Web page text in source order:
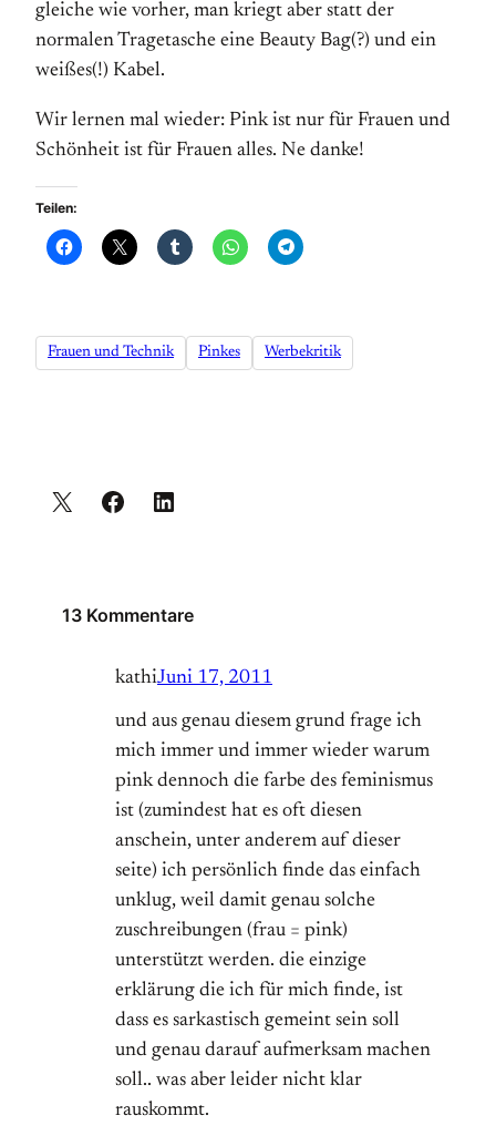
gleiche wie vorher, man kriegt aber statt der
normalen Tragetasche eine Beauty Bag(?) und ein
weißes(!) Kabel.
Wir lernen mal wieder: Pink ist nur für Frauen und
Schönheit ist für Frauen alles. Ne danke!
Teilen:
Frauen und Technik Pinkes Werbekritik
13 Kommentare
kathiJuni 17, 2011
und aus genau diesem grund frage ich
mich immer und immer wieder warum
pink dennoch die farbe des feminismus
ist (zumindest hat es oft diesen
anschein, unter anderem auf dieser
seite) ich persönlich finde das einfach
unklug, weil damit genau solche
zuschreibungen (frau = pink)
unterstützt werden. die einzige
erklärung die ich für mich finde, ist
dass es sarkastisch gemeint sein soll
und genau darauf aufmerksam machen
soll.. was aber leider nicht klar
rauskommt.